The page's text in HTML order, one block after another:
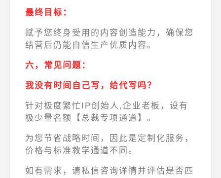
最终目标：
赋予您终身受用的内容创造能力 ，确保您
结营后仍能自信生产优质内容。
六，常见问题：
我没有时间自己写，给代写吗？
针对极度繁忙IP创始人,企业老板，设有
极少量名额
【总裁专项通道】 。
为您节省战略时间，因此是定制化服务，
价格与标准教学通道不同。
如有需求，请私信咨询详情并评估是否匹